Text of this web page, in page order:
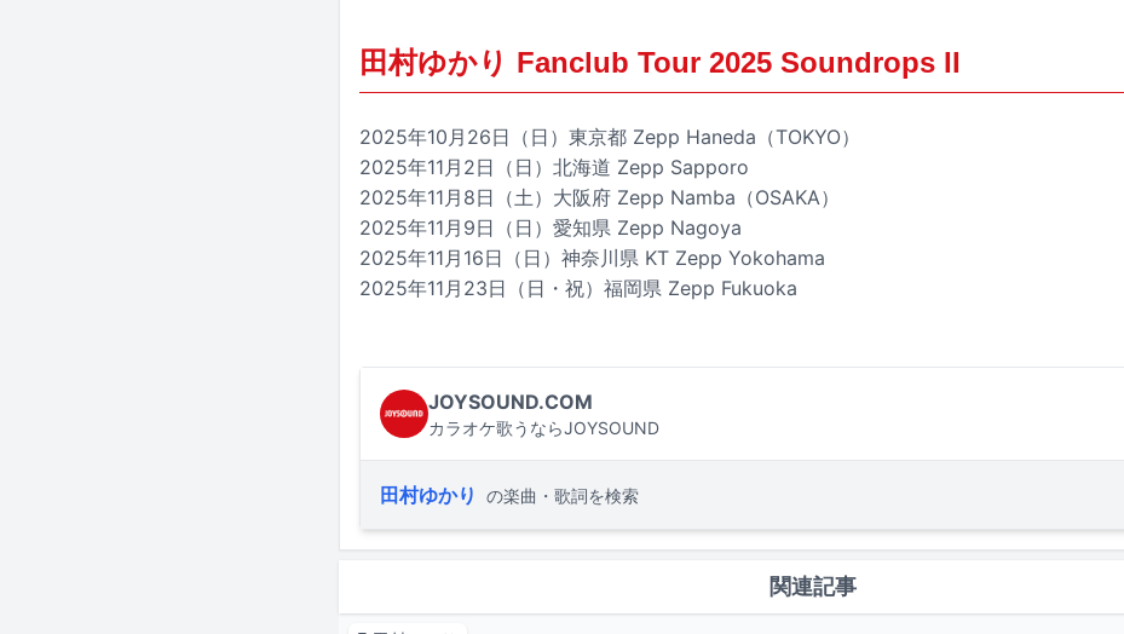
田村ゆかり Fanclub Tour 2025 Soundrops II
2025年10月26日（日）東京都 Zepp Haneda（TOKYO）
2025年11月2日（日）北海道 Zepp Sapporo
2025年11月8日（土）大阪府 Zepp Namba（OSAKA）
2025年11月9日（日）愛知県 Zepp Nagoya
2025年11月16日（日）神奈川県 KT Zepp Yokohama
2025年11月23日（日・祝）福岡県 Zepp Fukuoka
JOYSOUND.COM
カラオケ歌うならJOYSOUND
田村ゆかり の楽曲・歌詞を検索
関連記事